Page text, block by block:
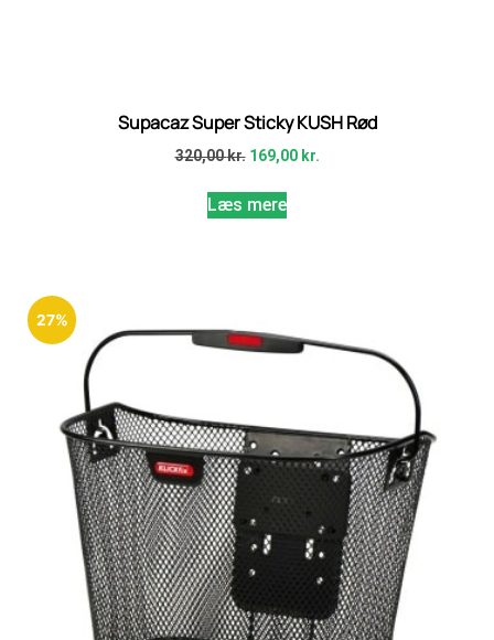
Supacaz Super Sticky KUSH Rød
320,00kr. 169,00 kr.
Læs mere
27%